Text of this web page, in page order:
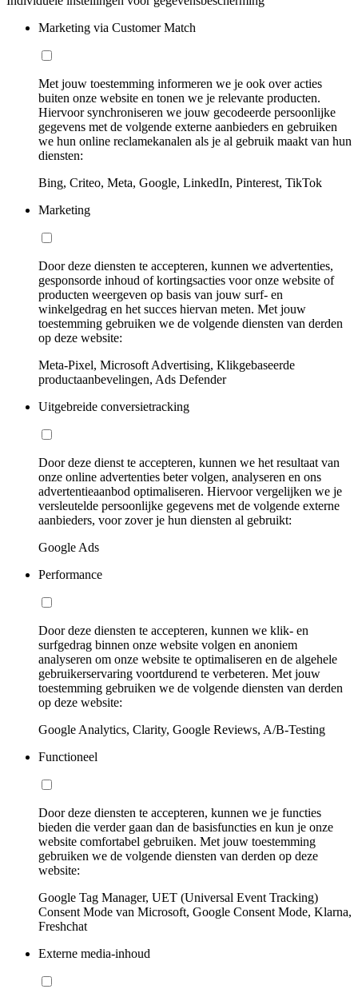
Marketing via Customer Match
Met jouw toestemming informeren we je ook over acties
buiten onze website en tonen we je relevante producten.
Hiervoor synchroniseren we jouw gecodeerde persoonlijke
gegevens met de volgende externe aanbieders en gebruiken
we hun online reclamekanalen als je al gebruik maakt van hun
diensten:
Bing, Criteo, Meta, Google, LinkedIn, Pinterest, TikTok
Marketing
Door deze diensten te accepteren, kunnen we advertenties,
gesponsorde inhoud of kortingsacties voor onze website of
producten weergeven op basis van jouw surf- en
winkelgedrag en het succes hiervan meten. Met jouw
toestemming gebruiken we de volgende diensten van derden
op deze website:
Meta-Pixel, Microsoft Advertising, Klikgebaseerde
productaanbevelingen, Ads Defender
Uitgebreide conversietracking
Door deze dienst te accepteren, kunnen we het resultaat van
onze online advertenties beter volgen, analyseren en ons
advertentieaanbod optimaliseren. Hiervoor vergelijken we je
versleutelde persoonlijke gegevens met de volgende externe
aanbieders, voor zover je hun diensten al gebruikt:
Google Ads
Performance
Door deze diensten te accepteren, kunnen we klik- en
surfgedrag binnen onze website volgen en anoniem
analyseren om onze website te optimaliseren en de algehele
gebruikerservaring voortdurend te verbeteren. Met jouw
toestemming gebruiken we de volgende diensten van derden
op deze website:
Google Analytics, Clarity, Google Reviews, A/B-Testing
Functioneel
Door deze diensten te accepteren, kunnen we je functies
bieden die verder gaan dan de basisfuncties en kun je onze
website comfortabel gebruiken. Met jouw toestemming
gebruiken we de volgende diensten van derden op deze
website:
Google Tag Manager, UET (Universal Event Tracking)
Consent Mode van Microsoft, Google Consent Mode, Klarna,
Freshchat
Externe media-inhoud